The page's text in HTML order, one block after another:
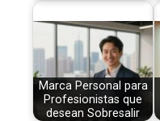
Marca Personal para
Profesionistas que
desean Sobresalir